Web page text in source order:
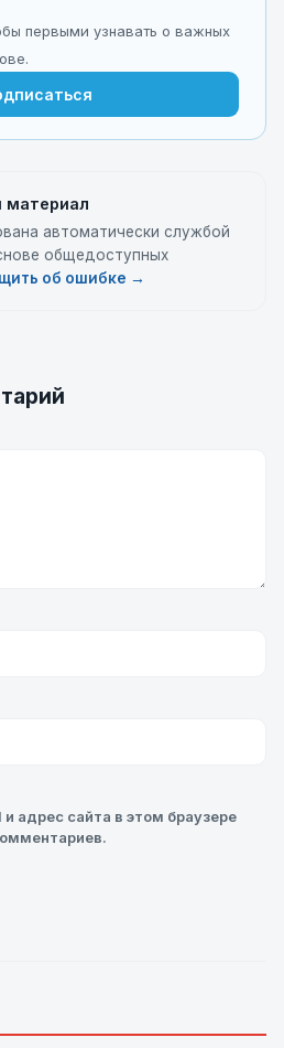
первыми узнавать о важных
материал
автоматически службой
общедоступных
об ошибке →
адрес сайта в этом браузере